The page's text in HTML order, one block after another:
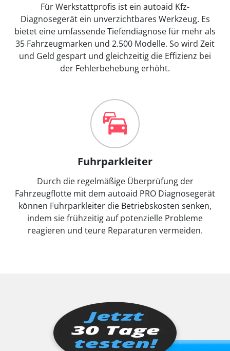
Für Werkstattprofis ist ein autoaid Kfz-
Diagnosegerät ein unverzichtbares Werkzeug. Es
bietet eine umfassende Tiefendiagnose für mehr als
35 Fahrzeugmarken und 2.500 Modelle. So wird Zeit
und Geld gespart und gleichzeitig die Effizienz bei
der Fehlerbehebung erhöht.
Fuhrparkleiter
Durch die regelmäßige Überprüfung der
Fahrzeugflotte mit dem autoaid PRO Diagnosegerät
können Fuhrparkleiter die Betriebskosten senken,
indem sie frühzeitig auf potenzielle Probleme
reagieren und teure Reparaturen vermeiden.